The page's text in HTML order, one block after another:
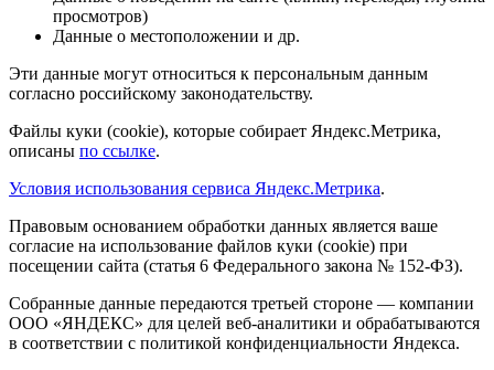
просмотров)
Данные о местоположении и др.
Эти данные могут относиться к персональным данным
согласно российскому законодательству.
Файлы куки (cookie), которые собирает Яндекс.Метрика,
описаны по ссылке.
Условия использования сервиса Яндекс.Метрика.
Правовым основанием обработки данных является ваше
согласие на использование файлов куки (cookie) при
посещении сайта (статья 6 Федерального закона № 152-ФЗ).
Собранные данные передаются третьей стороне — компании
ООО «ЯНДЕКС» для целей веб-аналитики и обрабатываются
в соответствии с политикой конфиденциальности Яндекса.